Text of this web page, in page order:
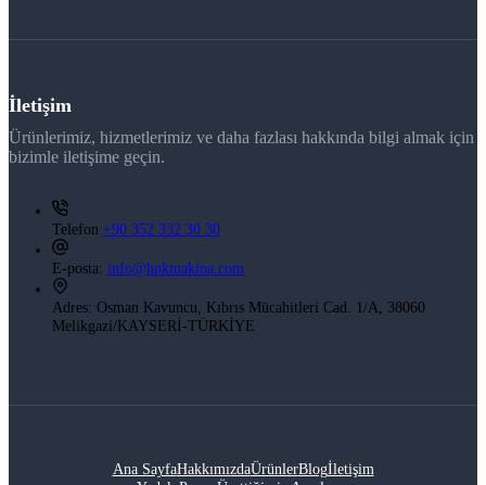
İletişim
Ürünlerimiz, hizmetlerimiz ve daha fazlası hakkında bilgi almak için
bizimle iletişime geçin.
Telefon +90 352 332 30 30
E-posta: info@hpkmakina.com
Adres: Osman Kavuncu, Kıbrıs Mücahitleri Cad. 1/A, 38060
Melikgazi/KAYSERİ-TÜRKİYE
Ana SayfaHakkımızdaÜrünlerBlogİletişim